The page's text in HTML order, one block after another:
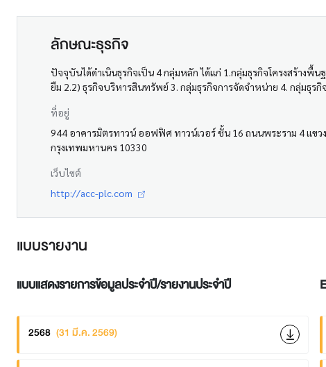
ลักษณะธุรกิจ
ปัจจุบันได้ดำเนินธุรกิจเป็น 4 กลุ่มหลัก ได้แก่ 1.กลุ่มธุรกิจโครงสร้างพื้
ยืม 2.2) ธุรกิจบริหารสินทรัพย์ 3. กลุ่มธุรกิจการจัดจำหน่าย 4. กลุ่มธุรกิ
ที่อยู่
944 อาคารมิตรทาวน์ ออฟฟิศ ทาวน์เวอร์ ชั้น 16 ถนนพระราม 4 แขว
กรุงเทพมหานคร 10330
เว็บไซต์
http://acc-plc.com
แบบรายงาน
แบบแสดงรายการข้อมูลประจำปี/รายงานประจำปี
2568 (31 มี.ค. 2569)